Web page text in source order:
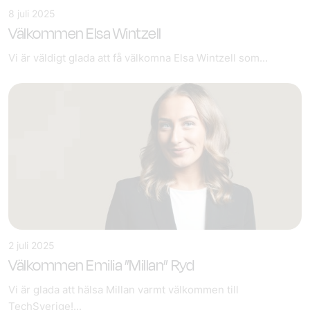
8 juli 2025
Välkommen Elsa Wintzell
Vi är väldigt glada att få välkomna Elsa Wintzell som...
2 juli 2025
Välkommen Emilia ”Millan” Ryd
Vi är glada att hälsa Millan varmt välkommen till
TechSverige!...